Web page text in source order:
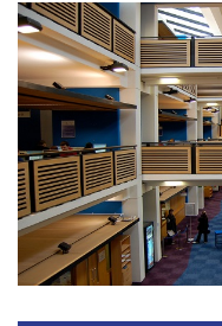
Qidirish
Kirish